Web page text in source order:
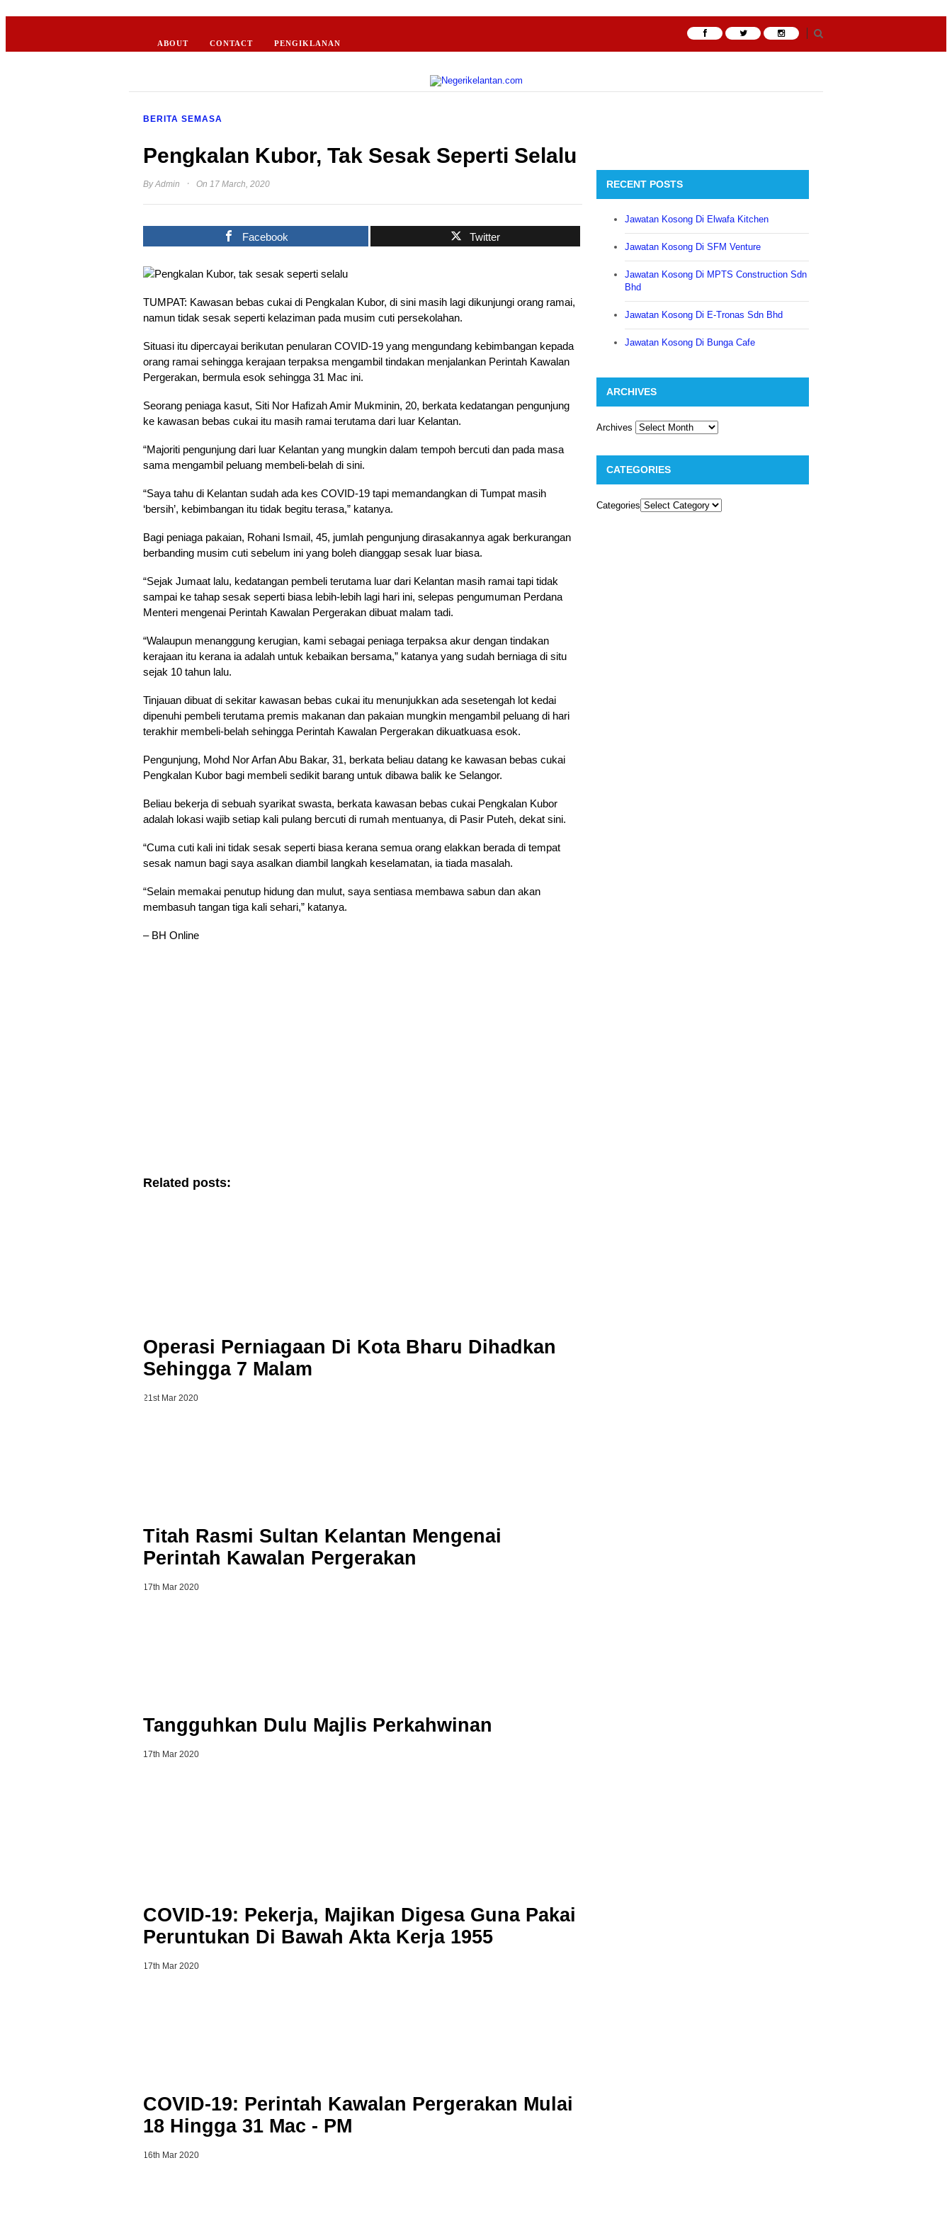
ABOUT CONTACT PENGIKLANAN
BERITA SEMASA
Pengkalan Kubor, Tak Sesak Seperti Selalu
ByAdmin · On 17 March, 2020
Facebook Twitter
TUMPAT: Kawasan bebas cukai di Pengkalan Kubor, di sini masih lagi dikunjungi orang ramai,
namun tidak sesak seperti kelaziman pada musim cuti persekolahan.
Situasi itu dipercayai berikutan penularan COVID-19 yang mengundang kebimbangan kepada
orang ramai sehingga kerajaan terpaksa mengambil tindakan menjalankan Perintah Kawalan
Pergerakan, bermula esok sehingga 31 Mac ini.
Seorang peniaga kasut, Siti Nor Hafizah Amir Mukminin, 20, berkata kedatangan pengunjung
ke kawasan bebas cukai itu masih ramai terutama dari luar Kelantan.
“Majoriti pengunjung dari luar Kelantan yang mungkin dalam tempoh bercuti dan pada masa
sama mengambil peluang membeli-belah di sini.
“Saya tahu di Kelantan sudah ada kes COVID-19 tapi memandangkan di Tumpat masih
‘bersih’, kebimbangan itu tidak begitu terasa,” katanya.
Bagi peniaga pakaian, Rohani Ismail, 45, jumlah pengunjung dirasakannya agak berkurangan
berbanding musim cuti sebelum ini yang boleh dianggap sesak luar biasa.
“Sejak Jumaat lalu, kedatangan pembeli terutama luar dari Kelantan masih ramai tapi tidak
sampai ke tahap sesak seperti biasa lebih-lebih lagi hari ini, selepas pengumuman Perdana
Menteri mengenai Perintah Kawalan Pergerakan dibuat malam tadi.
“Walaupun menanggung kerugian, kami sebagai peniaga terpaksa akur dengan tindakan
kerajaan itu kerana ia adalah untuk kebaikan bersama,” katanya yang sudah berniaga di situ
sejak 10 tahun lalu.
Tinjauan dibuat di sekitar kawasan bebas cukai itu menunjukkan ada sesetengah lot kedai
dipenuhi pembeli terutama premis makanan dan pakaian mungkin mengambil peluang di hari
terakhir membeli-belah sehingga Perintah Kawalan Pergerakan dikuatkuasa esok.
Pengunjung, Mohd Nor Arfan Abu Bakar, 31, berkata beliau datang ke kawasan bebas cukai
Pengkalan Kubor bagi membeli sedikit barang untuk dibawa balik ke Selangor.
Beliau bekerja di sebuah syarikat swasta, berkata kawasan bebas cukai Pengkalan Kubor
adalah lokasi wajib setiap kali pulang bercuti di rumah mentuanya, di Pasir Puteh, dekat sini.
“Cuma cuti kali ini tidak sesak seperti biasa kerana semua orang elakkan berada di tempat
sesak namun bagi saya asalkan diambil langkah keselamatan, ia tiada masalah.
“Selain memakai penutup hidung dan mulut, saya sentiasa membawa sabun dan akan
membasuh tangan tiga kali sehari,” katanya.
– BH Online
Related posts:
Operasi Perniagaan Di Kota Bharu Dihadkan
Sehingga 7 Malam
21st Mar 2020
Titah Rasmi Sultan Kelantan Mengenai
Perintah Kawalan Pergerakan
17th Mar 2020
Tangguhkan Dulu Majlis Perkahwinan
17th Mar 2020
COVID-19: Pekerja, Majikan Digesa Guna Pakai
Peruntukan Di Bawah Akta Kerja 1955
17th Mar 2020
COVID-19: Perintah Kawalan Pergerakan Mulai
18 Hingga 31 Mac - PM
16th Mar 2020
RECENT POSTS
Jawatan Kosong Di Elwafa Kitchen
Jawatan Kosong Di SFM Venture
Jawatan Kosong Di MPTS Construction Sdn
Bhd
Jawatan Kosong Di E-Tronas Sdn Bhd
Jawatan Kosong Di Bunga Cafe
ARCHIVES
Archives
CATEGORIES
Categories